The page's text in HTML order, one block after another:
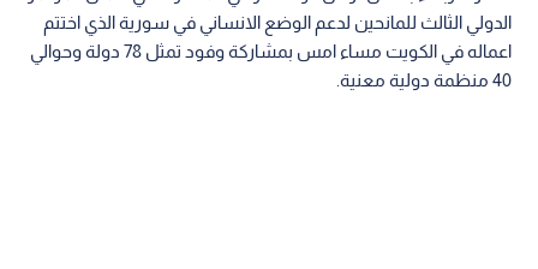
الدولي الثالث للمانحين لدعم الوضع الانساني في سورية الذي اختتم
اعماله في الكويت مساء امس بمشاركة وفود تمثل 78 دولة وحوالي
40 منظمة دولية معنية.